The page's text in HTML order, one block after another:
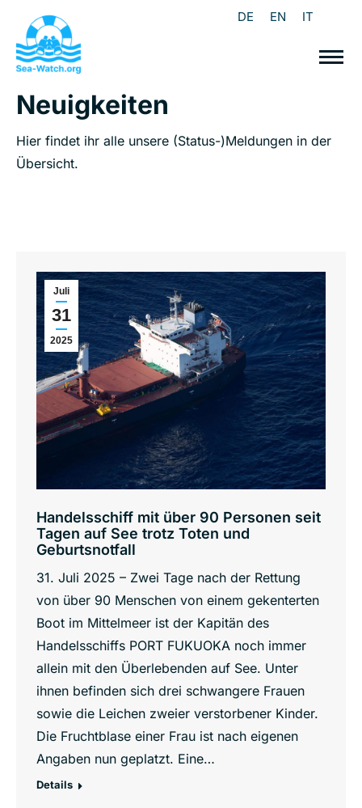
DE EN IT
Neuigkeiten
Hier findet ihr alle unsere (Status-)Meldungen in der
Übersicht.
Juli
31
2025
Handelsschiff mit über 90 Personen seit
Tagen auf See trotz Toten und
Geburtsnotfall
31. Juli 2025 – Zwei Tage nach der Rettung
von über 90 Menschen von einem gekenterten
Boot im Mittelmeer ist der Kapitän des
Handelsschiffs PORT FUKUOKA noch immer
allein mit den Überlebenden auf See. Unter
ihnen befinden sich drei schwangere Frauen
sowie die Leichen zweier verstorbener Kinder.
Die Fruchtblase einer Frau ist nach eigenen
Angaben nun geplatzt. Eine…
Details